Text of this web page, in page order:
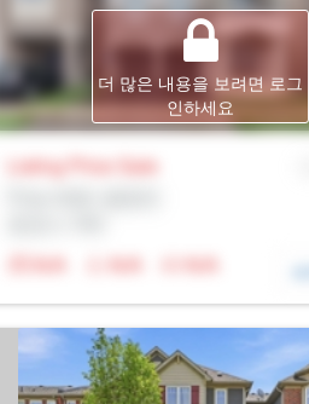
더 많은 내용을 보려면 로그
인하세요
Listing Price Sale
N/A
N/A N/A